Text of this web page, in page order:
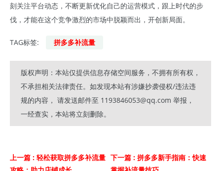
刻关注平台动态，不断更新优化自己的运营模式，跟上时代的步
伐，才能在这个竞争激烈的市场中脱颖而出，开创新局面。
TAG标签: 拼多多补流量
版权声明：本站仅提供信息存储空间服务，不拥有所有权，
不承担相关法律责任。如发现本站有涉嫌抄袭侵权/违法违
规的内容， 请发送邮件至 1193846053@qq.com 举报，
一经查实，本站将立刻删除。
上一篇 : 轻松获取拼多多补流量 下一篇 : 拼多多新手指南：快速